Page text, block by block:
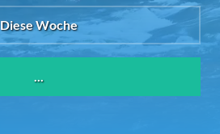
Diese Woche